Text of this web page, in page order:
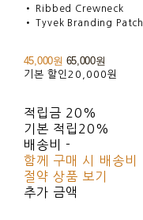
• Ribbed Crewneck
• Tyvek Branding Patch
45,000원 65,000원
기본 할인 20,000원
적립금 20%
기본 적립 20%
배송비-
함께 구매 시 배송비
절약 상품 보기
추가 금액